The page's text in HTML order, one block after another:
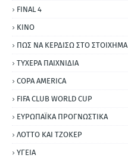
FINAL 4
ΚΙΝΟ
ΠΩΣ ΝΑ ΚΕΡΔΙΣΩ ΣΤΟ ΣΤΟΙΧΗΜΑ
ΤΥΧΕΡΑ ΠΑΙΧΝΙΔΙΑ
COPA AMERICA
FIFA CLUB WORLD CUP
ΕΥΡΩΠΑΪΚΑ ΠΡΟΓΝΩΣΤΙΚΑ
ΛΟΤΤΟ ΚΑΙ ΤΖΟΚΕΡ
ΥΓΕΙΑ